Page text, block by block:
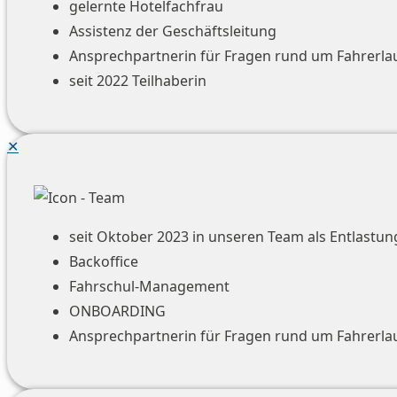
gelernte Hotelfachfrau
Assistenz der Geschäftsleitung
Ansprechpartnerin für Fragen rund um
seit 2022 Teilhaberin
✕
seit Oktober 2023 in unseren Team als
Backoffice
Fahrschul-Management
ONBOARDING
Ansprechpartnerin für Fragen rund um